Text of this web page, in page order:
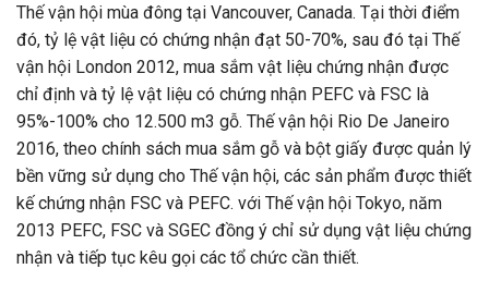
Thế vận hội mùa đông tại Vancouver, Canada. Tại thời điểm
đó, tỷ lệ vật liệu có chứng nhận đạt 50-70%, sau đó tại Thế
vận hội London 2012, mua sắm vật liệu chứng nhận được
chỉ định và tỷ lệ vật liệu có chứng nhận PEFC và FSC là
95%-100% cho 12.500 m3 gỗ. Thế vận hội Rio De Janeiro
2016, theo chính sách mua sắm gỗ và bột giấy được quản lý
bền vững sử dụng cho Thế vận hội, các sản phẩm được thiết
kế chứng nhận FSC và PEFC. với Thế vận hội Tokyo, năm
2013 PEFC, FSC và SGEC đồng ý chỉ sử dụng vật liệu chứng
nhận và tiếp tục kêu gọi các tổ chức cần thiết.